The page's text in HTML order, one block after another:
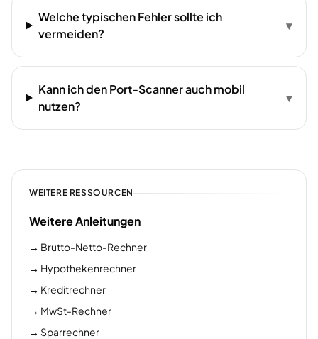
Welche typischen Fehler sollte ich
vermeiden?
▾
Kann ich den Port-Scanner auch mobil
nutzen?
▾
WEITERE RESSOURCEN
Weitere Anleitungen
→ Brutto-Netto-Rechner
→ Hypothekenrechner
→ Kreditrechner
→ MwSt-Rechner
→ Sparrechner